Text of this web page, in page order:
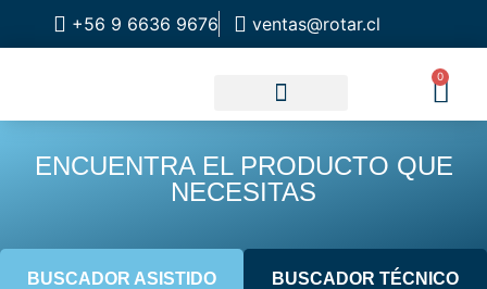
+56 9 6636 9676 ventas@rotar.cl
0
ENCUENTRA EL PRODUCTO QUE
NECESITAS
BUSCADOR ASISTIDO BUSCADOR TÉCNICO